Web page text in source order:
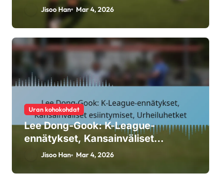
merkkipaalut
Jisoo Han Mar 4, 2026
Uran kohokohdat
Lee Dong-Gook: K-League-
ennätykset, Kansainväliset
esiintymiset, Urheiluhetket
Jisoo Han Mar 4, 2026